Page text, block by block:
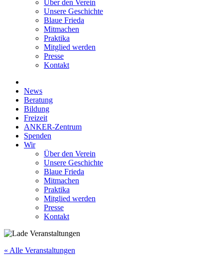
Über den Verein
Unsere Geschichte
Blaue Frieda
Mitmachen
Praktika
Mitglied werden
Presse
Kontakt
News
Beratung
Bildung
Freizeit
ANKER-Zentrum
Spenden
Wir
Über den Verein
Unsere Geschichte
Blaue Frieda
Mitmachen
Praktika
Mitglied werden
Presse
Kontakt
« Alle Veranstaltungen